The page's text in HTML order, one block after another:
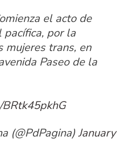
el acto de
pacífica, por la
mujeres trans, en
Paseo de la
(@PdPagina)January